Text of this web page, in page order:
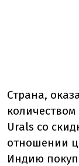
Страна,
Urals со
отношении
Индию